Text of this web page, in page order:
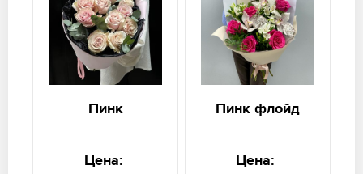
Пинк
Цена:
Пинк флойд
Цена: